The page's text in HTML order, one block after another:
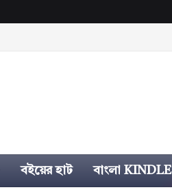
বইয়ের হাট বাংলা KINDLE